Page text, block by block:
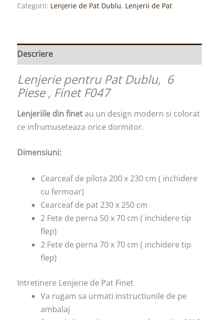
Categorii: Lenjerie de Pat Dublu, Lenjerii de Pat
Descriere
Lenjerie pentru Pat Dublu, 6
Piese , Finet F047
Lenjeriile din finetau un design modern si colorat
ce infrumuseteaza orice dormitor.
Dimensiuni:
Cearceaf de pilota 200 x 230 cm ( inchidere
cu fermoar)
Cearceaf de pat 230 x 250 cm
2 Fete de perna 50 x 70 cm ( inchidere tip
flep)
2 Fete de perna 70 x 70 cm ( inchidere tip
flep)
Intretinere Lenjerie de Pat Finet
Va rugam sa urmati instructiunile de pe
ambalaj